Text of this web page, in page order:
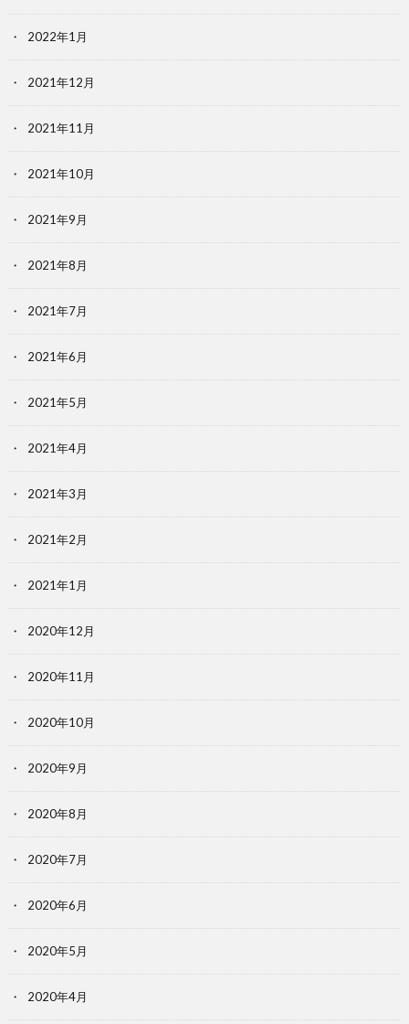
2022年1月
2021年12月
2021年11月
2021年10月
2021年9月
2021年8月
2021年7月
2021年6月
2021年5月
2021年4月
2021年3月
2021年2月
2021年1月
2020年12月
2020年11月
2020年10月
2020年9月
2020年8月
2020年7月
2020年6月
2020年5月
2020年4月